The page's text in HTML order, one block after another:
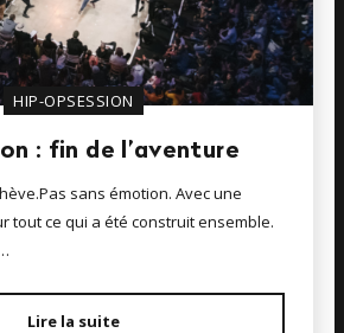
HIP-OPSESSION
: fin de l’aventure
sans émotion. Avec une
tout ce qui a été construit ensemble.
Lire la suite